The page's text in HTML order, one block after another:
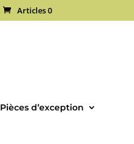
Articles 0
Pièces d’exception